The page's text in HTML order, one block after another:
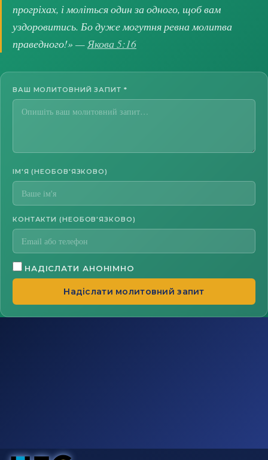
прогріхах, і моліться один за одного, щоб вам
уздоровитись. Бо дуже могутня ревна молитва
праведного!» —Якова 5:16
ВАШ МОЛИТОВНИЙ ЗАПИТ *
ІМ'Я (НЕОБОВ'ЯЗКОВО)
КОНТАКТИ (НЕОБОВ'ЯЗКОВО)
НАДІСЛАТИ АНОНІМНО
Надіслати молитовний запит